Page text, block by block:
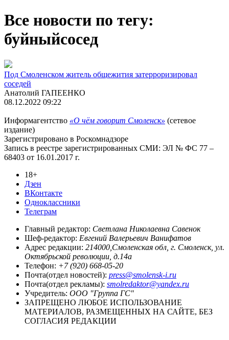
Все новости по тегу:
буйныйсосед
Под Смоленском житель общежития затерроризировал
соседей
Анатолий ГАПЕЕНКО
08.12.2022 09:22
Информагентство «О чём говорит Смоленск» (сетевое
издание)
Зарегистрировано в Роскомнадзоре
Запись в реестре зарегистрированных СМИ: ЭЛ № ФС 77 –
68403 от 16.01.2017 г.
18+
Дзен
ВКонтакте
Одноклассники
Телеграм
Главный редактор: Светлана Николаевна Савенок
Шеф-редактор: Евгений Валерьевич Ванифатов
Адрес редакции: 214000,Смоленская обл, г. Смоленск, ул.
Октябрьской революции, д.14а
Телефон: +7 (920) 668-05-20
Почта(отдел новостей): press@smolensk-i.ru
Почта(отдел рекламы): smolredaktor@yandex.ru
Учредитель: ООО "Группа ГС"
ЗАПРЕЩЕНО ЛЮБОЕ ИСПОЛЬЗОВАНИЕ
МАТЕРИАЛОВ, РАЗМЕЩЕННЫХ НА САЙТЕ, БЕЗ
СОГЛАСИЯ РЕДАКЦИИ